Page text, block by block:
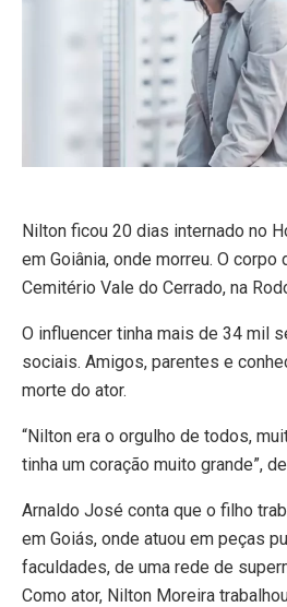
Nilton ficou 20 dias internado no
em Goiânia, onde morreu. O
Cemitério Vale do Cerrado, na
O influencer tinha mais de 34 mil
sociais. Amigos, parentes e
morte do ator.
“Nilton era o orgulho de todos,
tinha um coração muito grande”,
Arnaldo José conta que o filho
em Goiás, onde atuou em peças
faculdades, de uma rede de
Como ator, Nilton Moreira